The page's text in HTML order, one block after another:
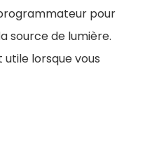
pour
source de lumière.
lorsque vous